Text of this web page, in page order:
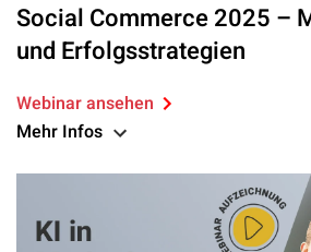
Social Commerce 2025 –
und Erfolgsstrategien
Webinar ansehen
Mehr Infos